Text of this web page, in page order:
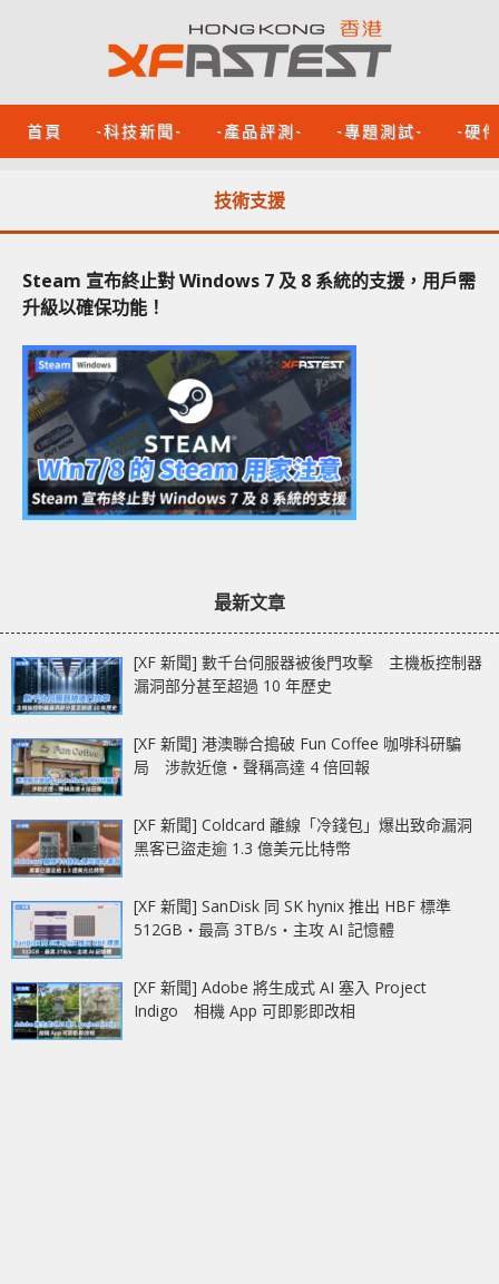
首頁 -科技新聞- -產品評測- -專題測試- -硬
技術支援
Steam 宣布終止對 Windows 7 及 8 系統的支援，用戶需
升級以確保功能！
最新文章
[XF 新聞] 數千台伺服器被後門攻擊 主機板控制器
漏洞部分甚至超過 10 年歷史
[XF 新聞] 港澳聯合搗破 Fun Coffee 咖啡科研騙
局 涉款近億‧聲稱高達 4 倍回報
[XF 新聞] Coldcard 離線「冷錢包」爆出致命漏洞
黑客已盜走逾 1.3 億美元比特幣
[XF 新聞] SanDisk 同 SK hynix 推出 HBF 標準
512GB‧最高 3TB/s‧主攻 AI 記憶體
[XF 新聞] Adobe 將生成式 AI 塞入 Project
Indigo 相機 App 可即影即改相